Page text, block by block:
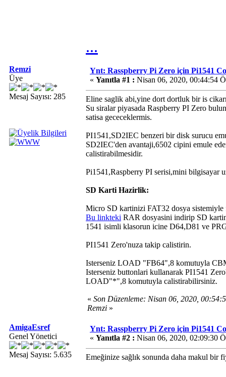
...
Remzi
Üye
Mesaj Sayısı: 285
Ynt: Rasspberry Pi Zero için Pi1541
« Yanıtla #1 : Nisan 06, 2020, 00:44:54
Eline saglik abi,yine dort dortluk bir is
Su siralar piyasada Raspberry PI Zero
satisa gececeklermis.
PI1541,SD2IEC benzeri bir disk surucu
SD2IEC'den avantaji,6502 cipini emule
calistirabilmesidir.
Pi1541,Raspberry PI serisi,mini bilgisayar
SD Karti Hazirlik:
Micro SD kartinizi FAT32 dosya sistemiyle
Bu linkteki RAR dosyasini indirip SD
1541 isimli klasorun icine D64,D81 ve
PI1541 Zero'nuza takip calistirin.
Isterseniz LOAD "FB64",8 komutuyla
Isterseniz buttonlari kullanarak PI1541
LOAD"*",8 komutuyla calistirabilirsiniz.
« Son Düzenleme: Nisan 06, 2020,
Remzi »
AmigaEsref
Genel Yönetici
Mesaj Sayısı: 5.635
Ynt: Rasspberry Pi Zero için Pi1541
« Yanıtla #2 : Nisan 06, 2020, 02:09:30
Emeğinize sağlık sonunda daha makul bir